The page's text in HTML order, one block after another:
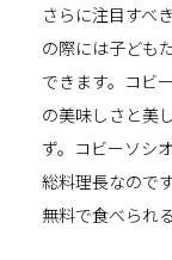
さらに注目すべ
の際には子ども
できます。コビ
の美味しさと美
ず。コビーソシ
総料理長なので
無料で食べられ